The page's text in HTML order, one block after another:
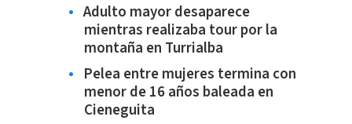
Adulto mayor desaparece
mientras realizaba tour por la
montaña en Turrialba
Pelea entre mujeres termina con
menor de 16 años baleada en
Cieneguita